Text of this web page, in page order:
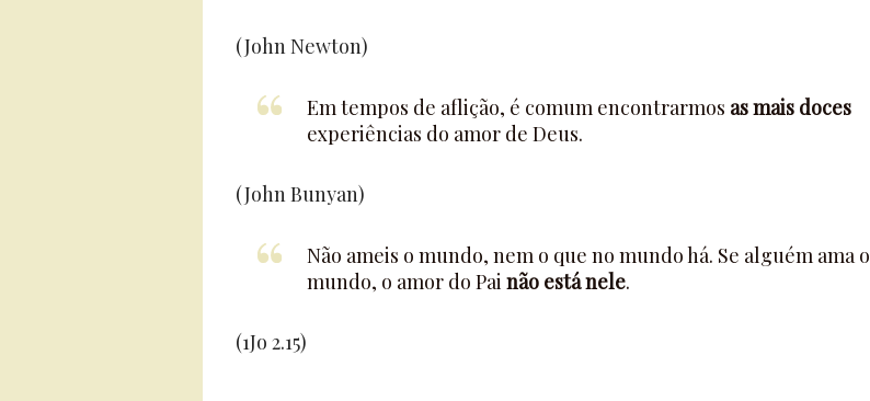
(John Newton)
Em tempos de aflição, é comum encontrarmos as mais doces
experiências do amor de Deus.
(John Bunyan)
Não ameis o mundo, nem o que no mundo há. Se alguém ama o
mundo, o amor do Pai não está nele.
(1Jo 2.15)